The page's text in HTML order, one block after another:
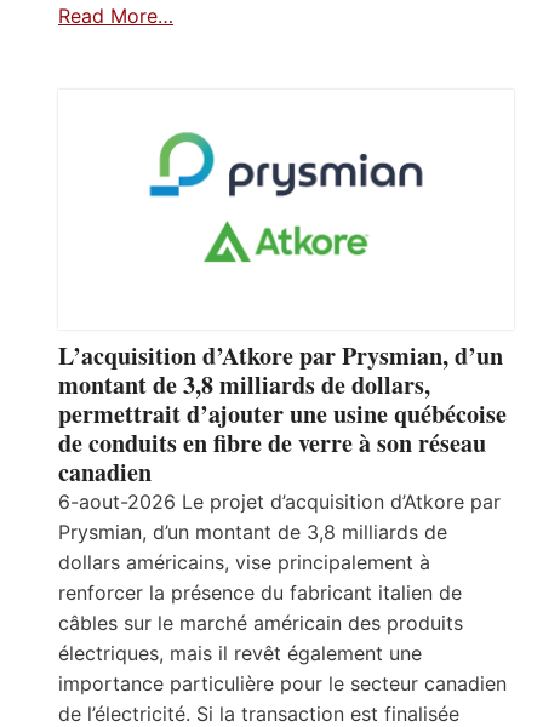
Read More…
L’acquisition d’Atkore par Prysmian, d’un
montant de 3,8 milliards de dollars,
permettrait d’ajouter une usine québécoise
de conduits en fibre de verre à son réseau
canadien
6-aout-2026 Le projet d’acquisition d’Atkore par
Prysmian, d’un montant de 3,8 milliards de
dollars américains, vise principalement à
renforcer la présence du fabricant italien de
câbles sur le marché américain des produits
électriques, mais il revêt également une
importance particulière pour le secteur canadien
de l’électricité. Si la transaction est finalisée